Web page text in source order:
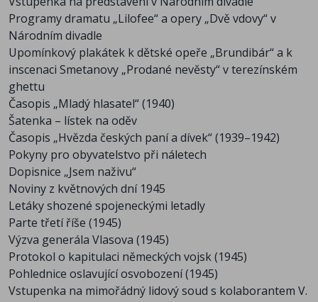
Programy dramatu „Lilofee“ a opery „Dvě vdovy“ v
Národním divadle
Upomínkový plakátek k dětské opeře „Brundibár“ a k
inscenaci Smetanovy „Prodané nevěsty“ v terezínském
ghettu
Časopis „Mladý hlasatel“ (1940)
Šatenka – lístek na oděv
Časopis „Hvězda českých paní a dívek“ (1939–1942)
Pokyny pro obyvatelstvo při náletech
Dopisnice „Jsem naživu“
Noviny z květnových dní 1945
Letáky shozené spojeneckými letadly
Parte třetí říše (1945)
Výzva generála Vlasova (1945)
Protokol o kapitulaci německých vojsk (1945)
Pohlednice oslavující osvobození (1945)
Vstupenka na mimořádný lidový soud s kolaborantem V.